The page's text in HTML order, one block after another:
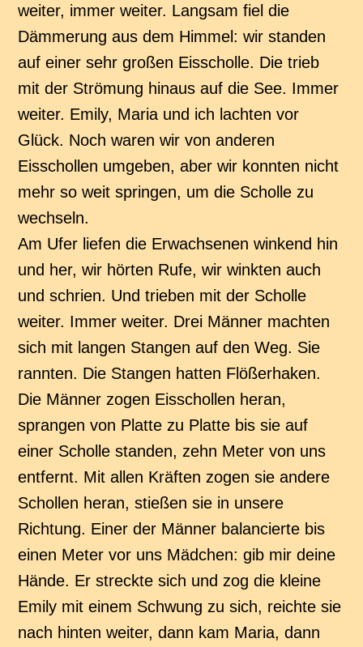
weiter, immer weiter. Langsam fiel die
Dämmerung aus dem Himmel: wir standen
auf einer sehr großen Eisscholle. Die trieb
mit der Strömung hinaus auf die See. Immer
weiter. Emily, Maria und ich lachten vor
Glück. Noch waren wir von anderen
Eisschollen umgeben, aber wir konnten nicht
mehr so weit springen, um die Scholle zu
wechseln.
Am Ufer liefen die Erwachsenen winkend hin
und her, wir hörten Rufe, wir winkten auch
und schrien. Und trieben mit der Scholle
weiter. Immer weiter. Drei Männer machten
sich mit langen Stangen auf den Weg. Sie
rannten. Die Stangen hatten Flößerhaken.
Die Männer zogen Eisschollen heran,
sprangen von Platte zu Platte bis sie auf
einer Scholle standen, zehn Meter von uns
entfernt. Mit allen Kräften zogen sie andere
Schollen heran, stießen sie in unsere
Richtung. Einer der Männer balancierte bis
einen Meter vor uns Mädchen: gib mir deine
Hände. Er streckte sich und zog die kleine
Emily mit einem Schwung zu sich, reichte sie
nach hinten weiter, dann kam Maria, dann